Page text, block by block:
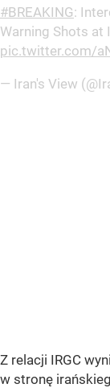
#BREAKING:
Warning Shots at
pic.twitter.com/
— Iran's View
Z relacji IRGC
w stronę